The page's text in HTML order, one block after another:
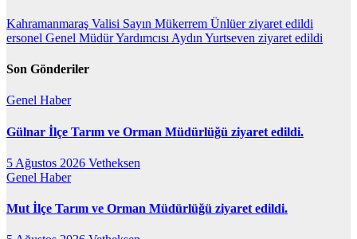
Yazı
gezinmesi
Kahramanmaraş Valisi Sayın Mükerrem Ünlüer ziyaret edildi
ersonel Genel Müdür Yardımcısı Aydın Yurtseven ziyaret edildi
Son Gönderiler
Genel Haber
Gülnar İlçe Tarım ve Orman Müdürlüğü ziyaret edildi.
5 Ağustos 2026 Vetheksen
Genel Haber
Mut İlçe Tarım ve Orman Müdürlüğü ziyaret edildi.